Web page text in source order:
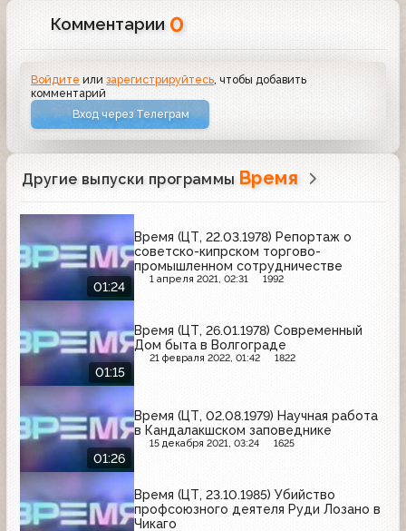
Комментарии 0
Войдите илизарегистрируйтесь , чтобы добавить
комментарий
Вход через Телеграм
Другие выпуски программы Время
01:24
Время (ЦТ, 22.03.1978) Репортаж о
советско-кипрском торгово-
промышленном сотрудничестве
1 апреля 2021, 02:31 1992
01:15
Время (ЦТ, 26.01.1978) Современный
Дом быта в Волгограде
21 февраля 2022, 01:42 1822
01:26
Время (ЦТ, 02.08.1979) Научная работа
в Кандалакшском заповеднике
15 декабря 2021, 03:24 1625
Время (ЦТ, 23.10.1985) Убийство
профсоюзного деятеля Руди Лозано в
Чикаго